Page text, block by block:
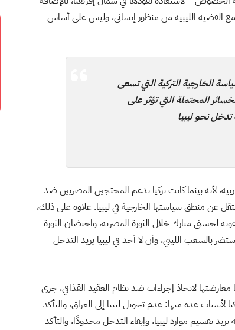
مع القضية الليبية من منظور إنساني، وليس على أساس
الخارجية التركية التي تسعى
المحتملة التي تؤثر على
نحو ليبيا
لأنه بينما كانت تركيا تدعم المحتجين المصريين ضد
عن منطق سياستها الخارجية في ليبيا. علاوة على ذلك،
لحسني مبارك خلال الثورة المصرية، واحتضان الثورة
بالشعب الليبي، وأن لا أحد في ليبيا يريد التدخل
معارضتها لاتخاذ إجراءات ضد نظام العقيد القذافي، جرى
لأسباب عدة منها: عدم تحويل ليبيا إلى العراق، والتأكد
تقسيم موارد ليبيا، وإبقاء التدخل محدودًا، والتأكد